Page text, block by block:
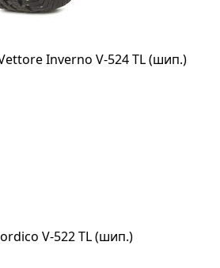
Inverno V-524 TL (шип.)
V-522 TL (шип.)